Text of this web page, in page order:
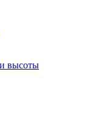
высоты